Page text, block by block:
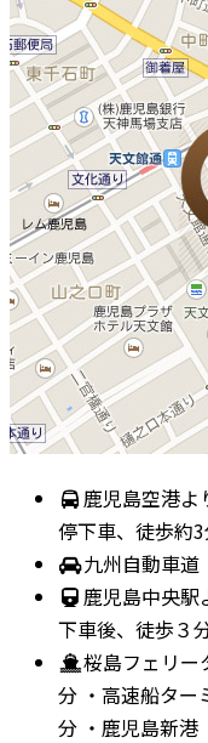
鹿児島空港よ
停下車、徒歩約
九州自動車道
鹿児島中央駅
下車後、徒歩３
桜島フェリー
分 ・高速船ター
分 ・鹿児島新港